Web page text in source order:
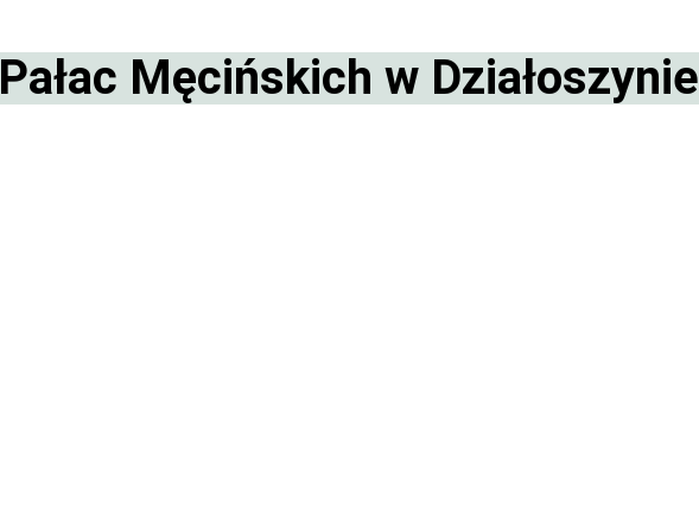
Pałac Męcińskich w Działoszynie